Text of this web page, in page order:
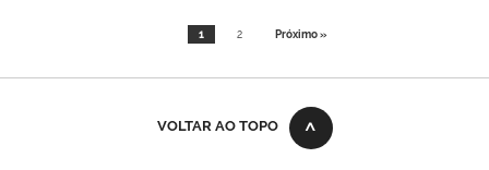
1 2 Próximo »
VOLTAR AO TOPO